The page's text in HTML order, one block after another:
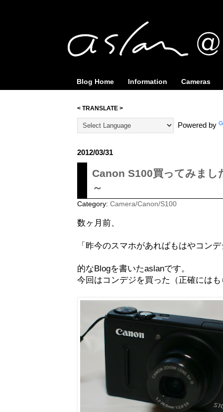
Blog Home Information Cameras
< TRANSLATE >
Powered by
2012/03/31
Canon S100買ってみまし
～
Category: Camera/Canon/S100
数ヶ月前、
「昨今のスマホがあればもはやコン
的なBlogを書いたaslanです。
今回はコンデジを買った（正確には